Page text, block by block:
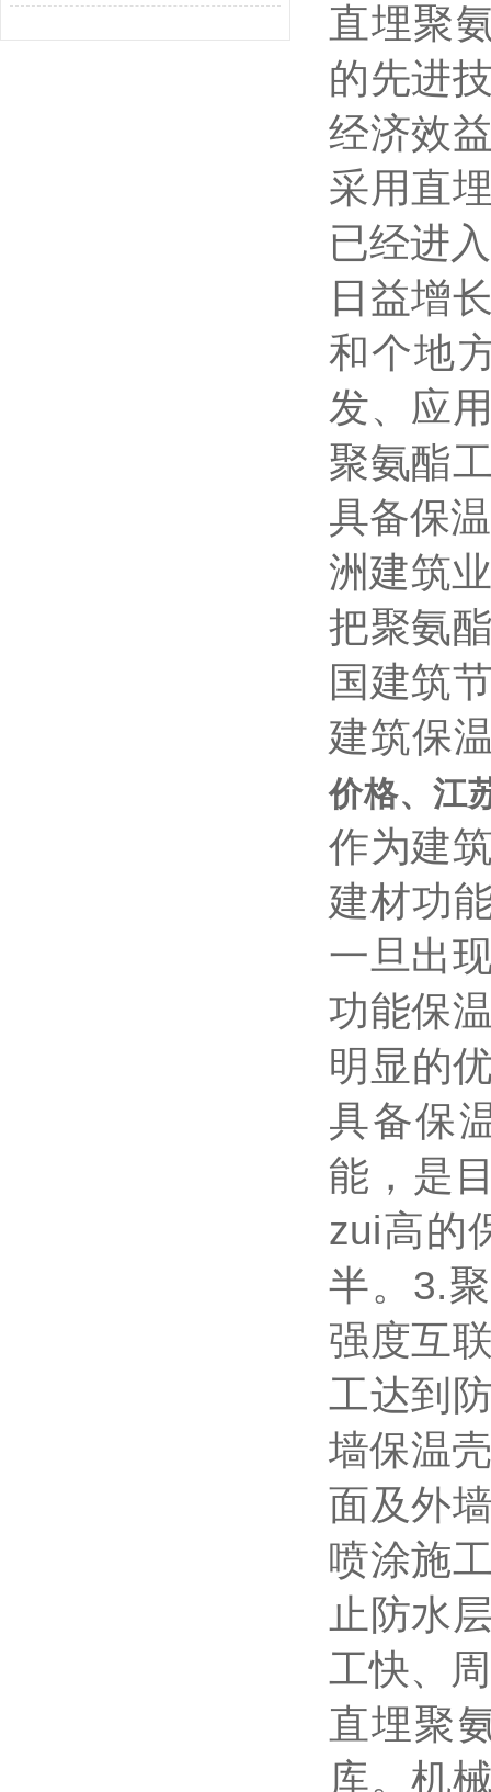
直埋聚
的先进
经济效
采用直
已经进
日益增
和个地
发、应
聚氨酯
具备保
洲建筑
把聚氨
国建筑
建筑保
价格、江
作为建
建材功
一旦出
功能保
明显的
具备保
能，是
zui高的
半。 3.
强度互
工达到
墙保温
面及外
喷涂施
止防水
工快、
直埋聚
库。机